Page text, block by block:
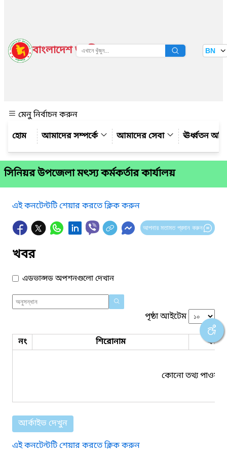
বাংলাদেশ জাতীয় তথ্য বাতায়ন BN
মেনু নির্বাচন করুন
আমাদের সম্পর্কে
আমাদের সেবা ঊর্ধ্বতন
সিনিয়র উপজেলা মৎস্য কর্মকর্তার কার্যালয়
এই কনটেন্টটি শেয়ার করতে ক্লিক করুন
আপনার মতামত প্রদান করুন
খবর
এডভান্সড অপশনগুলো দেখান
পৃষ্ঠা আইটেম
নং শিরোনাম ফাইল
কোনো তথ্য পাওয়া
আর্কাইভ দেখুন
এই কনটেন্টটি শেয়ার করতে ক্লিক করুন